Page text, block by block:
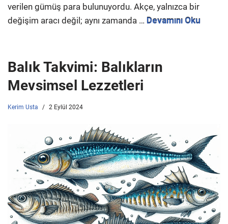
verilen gümüş para bulunuyordu. Akçe, yalnızca bir
değişim aracı değil; aynı zamanda … Devamını Oku
Balık Takvimi: Balıkların
Mevsimsel Lezzetleri
Kerim Usta 2 Eylül 2024